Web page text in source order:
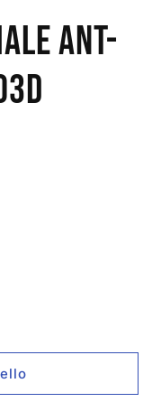
Ant-